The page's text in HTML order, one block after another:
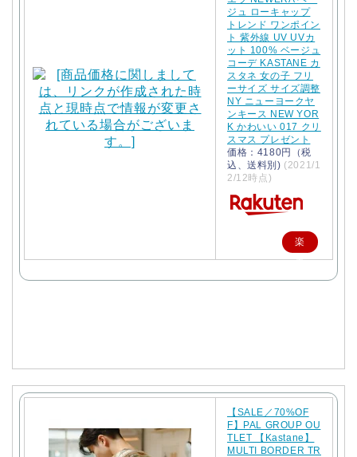
ジュ ローキャップ
トレンド ワンポイン
ト 紫外線 UV UVカ
ット 100% ベージュ
コーデ KASTANE カ
スタネ 女の子 フリ
ーサイズ サイズ調整
NY ニューヨークヤ
ンキース NEW YOR
K かわいい 017 クリ
スマス プレゼント
価格：4180円（税
込、送料別) (2021/1
2/12時点)
楽
天
【SALE／70%OF
F】PAL GROUP OU
TLET 【Kastane】
MULTI BORDER TR